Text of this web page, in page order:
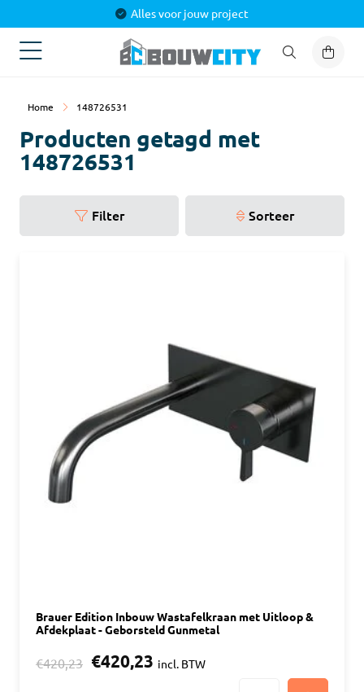
Alles voor jouw project
Home 148726531
Producten getagd met
148726531
Filter Sorteer
Brauer Edition Inbouw Wastafelkraan met Uitloop &
Afdekplaat - Geborsteld Gunmetal
€420,23 €420,23 incl. BTW